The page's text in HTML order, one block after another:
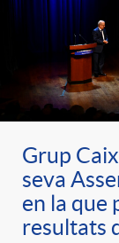
Grup
seva
en la que
resultats